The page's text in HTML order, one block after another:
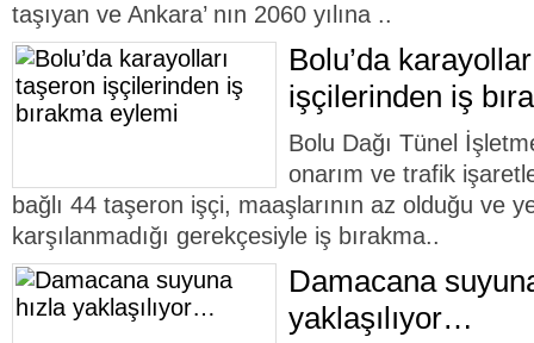
taşıyan ve Ankara’ nın 2060 yılına ..
Bolu’da
işçilerinden iş
Bolu Dağı Tünel
onarım ve trafik
bağlı 44 taşeron işçi, maaşlarının az olduğu ve
karşılanmadığı gerekçesiyle iş bırakma..
Damacana
yaklaşılıyor…